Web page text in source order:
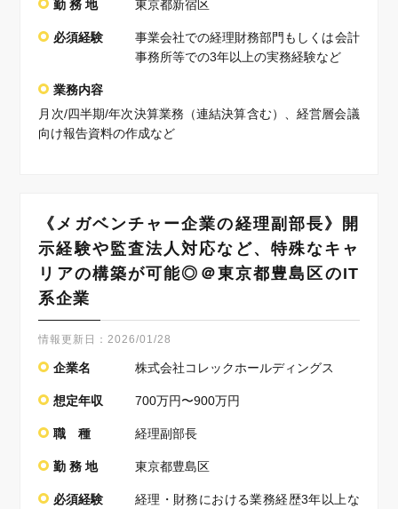
勤 務 地 東京都新宿区
必須経験
事業会社での経理財務部門もしくは会計
事務所等での3年以上の実務経験など
業務内容
月次/四半期/年次決算業務（連結決算含む）、経営層会議
向け報告資料の作成など
《メガベンチャー企業の経理副部長》開
示経験や監査法人対応など、特殊なキャ
リアの構築が可能◎＠東京都豊島区のIT
系企業
情報更新日：2026/01/28
企業名 株式会社コレックホールディングス
想定年収 700万円〜900万円
職 種 経理副部長
勤 務 地 東京都豊島区
必須経験
経理・財務における業務経歴3年以上な